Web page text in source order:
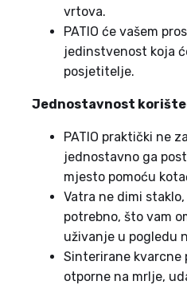
vrtova.
PATIO će vašem
jedinstvenost koja
posjetitelje.
Jednostavnost
PATIO praktički ne
jednostavno ga
mjesto pomoću
Vatra ne dimi
potrebno, što vam
uživanje u pogledu
Sinterirane kvarcne
otporne na mrlje,